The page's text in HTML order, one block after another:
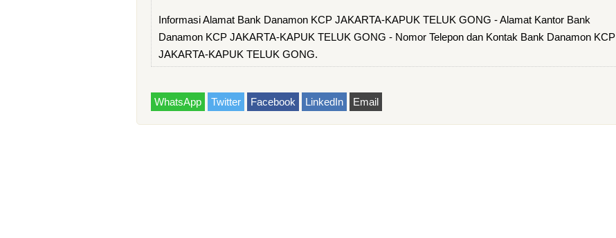
Informasi Alamat Bank Danamon KCP JAKARTA-KAPUK TELUK GONG - Alamat Kantor Bank
Danamon KCP JAKARTA-KAPUK TELUK GONG - Nomor Telepon dan Kontak Bank Danamon KCP
JAKARTA-KAPUK TELUK GONG.
WhatsApp Twitter Facebook LinkedIn Email